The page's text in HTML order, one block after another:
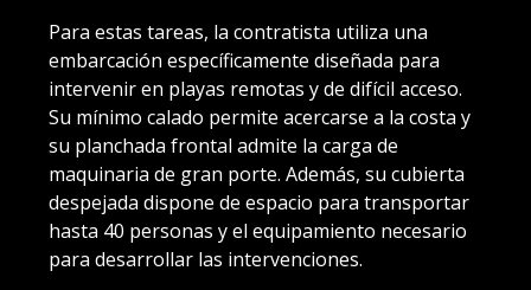
Para estas tareas, la contratista utiliza una
embarcación específicamente diseñada para
intervenir en playas remotas y de difícil acceso.
Su mínimo calado permite acercarse a la costa y
su planchada frontal admite la carga de
maquinaria de gran porte. Además, su cubierta
despejada dispone de espacio para transportar
hasta 40 personas y el equipamiento necesario
para desarrollar las intervenciones.